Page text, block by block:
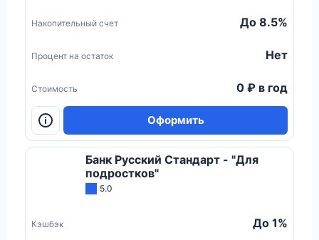
Накопительный счет До 8.5%
Процент на остаток Нет
Стоимость 0 ₽ в год
Оформить
Банк Русский Стандарт - "Для
подростков"
5.0
Кэшбэк До 1%